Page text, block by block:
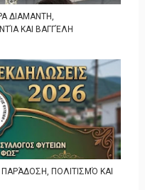
ΔΙΑΜΑΝΤΗ,
ΚΑΙ ΒΑΓΓΈΛΗ
ΠΑΡΆΔΟΣΗ, ΠΟΛΙΤΙΣΜΌ ΚΑΙ